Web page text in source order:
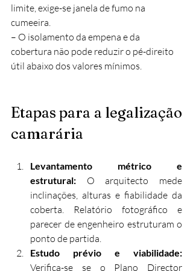
limite, exige-se janela de fumo na
cumeeira.
– O isolamento da empena e da
cobertura não pode reduzir o pé-direito
útil abaixo dos valores mínimos.
Etapas para a legalização
camarária
Levantamento métrico e
estrutural: O arquitecto mede
inclinações, alturas e fiabilidade da
coberta. Relatório fotográfico e
parecer de engenheiro estruturam o
ponto de partida.
Verifica-se se o Plano Director